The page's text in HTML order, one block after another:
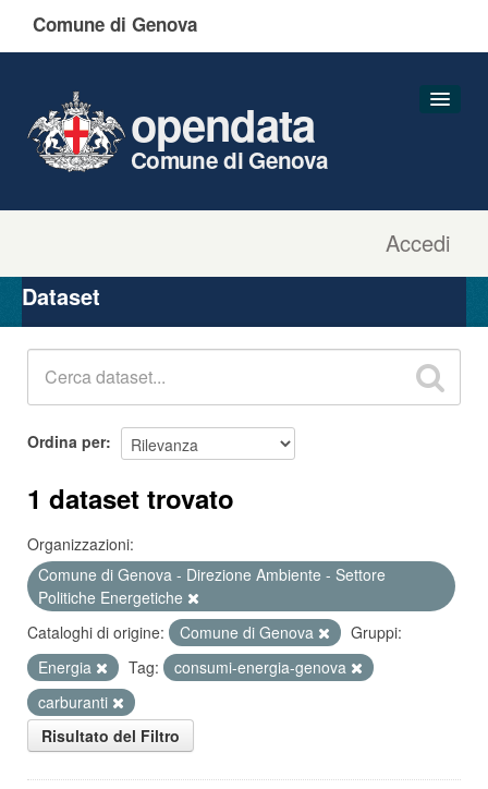
Comune di Genova
Accedi
opendata
Comune di Genova
Organizzazioni
Gruppi
Dataset
Ordina per
1 dataset trovato
Organizzazioni:
Comune di Genova - Direzione Ambiente - Settore
Politiche Energetiche
Cataloghi di origine:
Comune di Genova
Gruppi:
Energia
Tag:
consumi-energia-genova
carburanti
Risultato del Filtro